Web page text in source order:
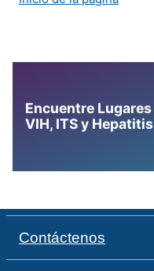
Encuentre
VIH, ITS y
Contáctenos